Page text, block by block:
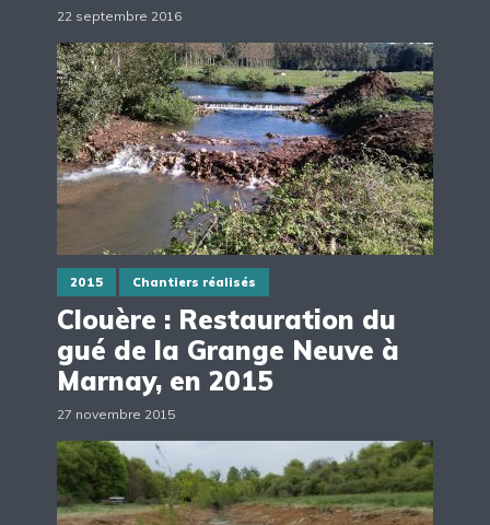
22 septembre 2016
2015 Chantiers réalisés
Clouère : Restauration du
gué de la Grange Neuve à
Marnay, en 2015
27 novembre 2015